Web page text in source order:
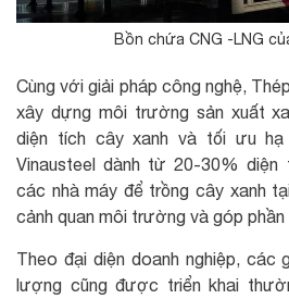
Bồn chứa CNG -LNG
Cùng với giải pháp công nghệ,
xây dựng môi trường sản xuất
diện tích cây xanh và tối ưu
Vinausteel dành từ 20-30%
các nhà máy để trồng cây xanh
cảnh quan môi trường và góp
Theo đại diện doanh nghiệp, các
lượng cũng được triển khai